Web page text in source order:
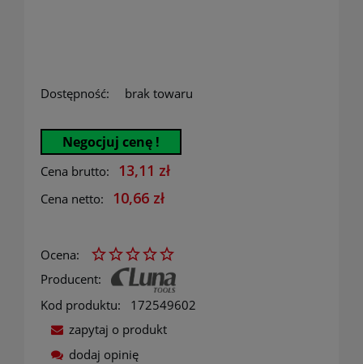
Dostępność: brak towaru
Negocjuj cenę !
Cena brutto: 13,11 zł
Cena netto: 10,66 zł
Ocena:
Producent:
Kod produktu:
172549602
zapytaj o produkt
dodaj opinię